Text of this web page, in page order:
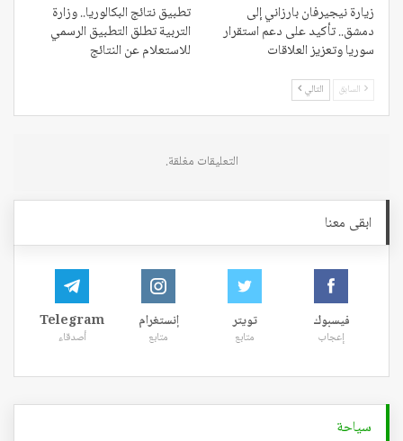
زيارة نيجيرفان بارزاني إلى
دمشق.. تأكيد على دعم استقرار
سوريا وتعزيز العلاقات
تطبيق نتائج البكالوريا.. وزارة
التربية تطلق التطبيق الرسمي
للاستعلام عن النتائج
السابق التالي
التعليقات مغلقة.
ابقى معنا
فيسبوك
إعجاب
تويتر
متابع
إنستغرام
متابع
Telegram
أصدقاء
سياحة